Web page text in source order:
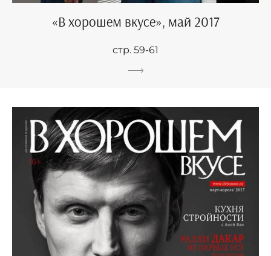
«В хорошем вкусе», май 2017
стр. 59-61